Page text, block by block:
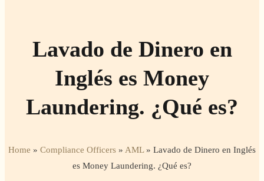
Lavado de Dinero en
Inglés es Money
Laundering. ¿Qué es?
Home » Compliance Officers » AML» Lavado de Dinero en Inglés
es Money Laundering. ¿Qué es?